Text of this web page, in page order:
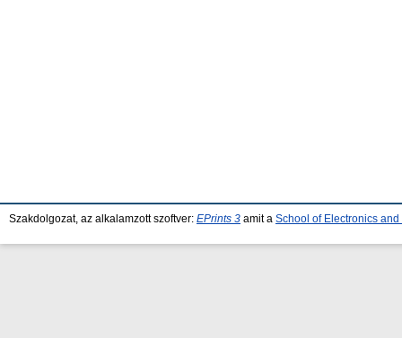
Szakdolgozat, az alkalamzott szoftver: EPrints 3 amit a School of Electronics